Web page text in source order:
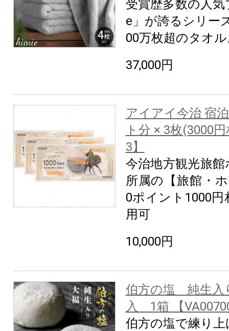
受賞歴多数の人
e」が誇るシリー
00万枚超のタオ
37,000円
アイアイ今治 宿
ト分 × 3枚(3000
3】
今治地方観光旅
所属の【旅館・
0ポイント1000
用可
10,000円
伯方の塩 純生
入 1箱 【
伯方の塩で練り